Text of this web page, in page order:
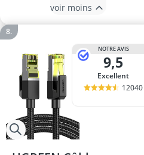
voir moins
NOTRE AVIS
9,5
Excellent
12040